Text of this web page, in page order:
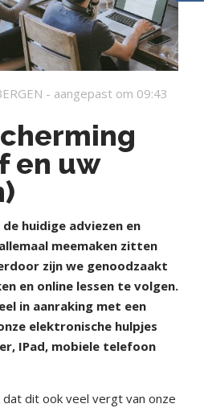
- aangepast om 09:43
en uw
de huidige adviezen en
meemaken zitten
zijn we genoodzaakt
en online lessen te volgen.
in aanraking met een
elektronische hulpjes
IPad, mobiele telefoon
dit ook veel vergt van onze